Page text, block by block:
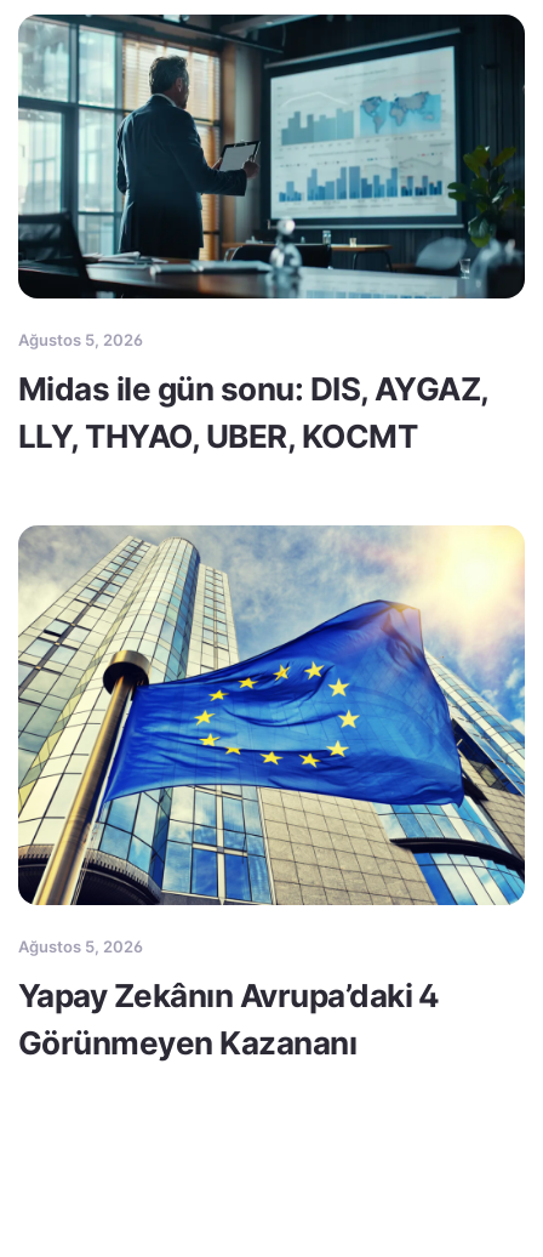
Ağustos 5, 2026
Midas ile gün sonu: DIS, AYGAZ,
LLY, THYAO, UBER, KOCMT
Ağustos 5, 2026
Yapay Zekânın Avrupa’daki 4
Görünmeyen Kazananı